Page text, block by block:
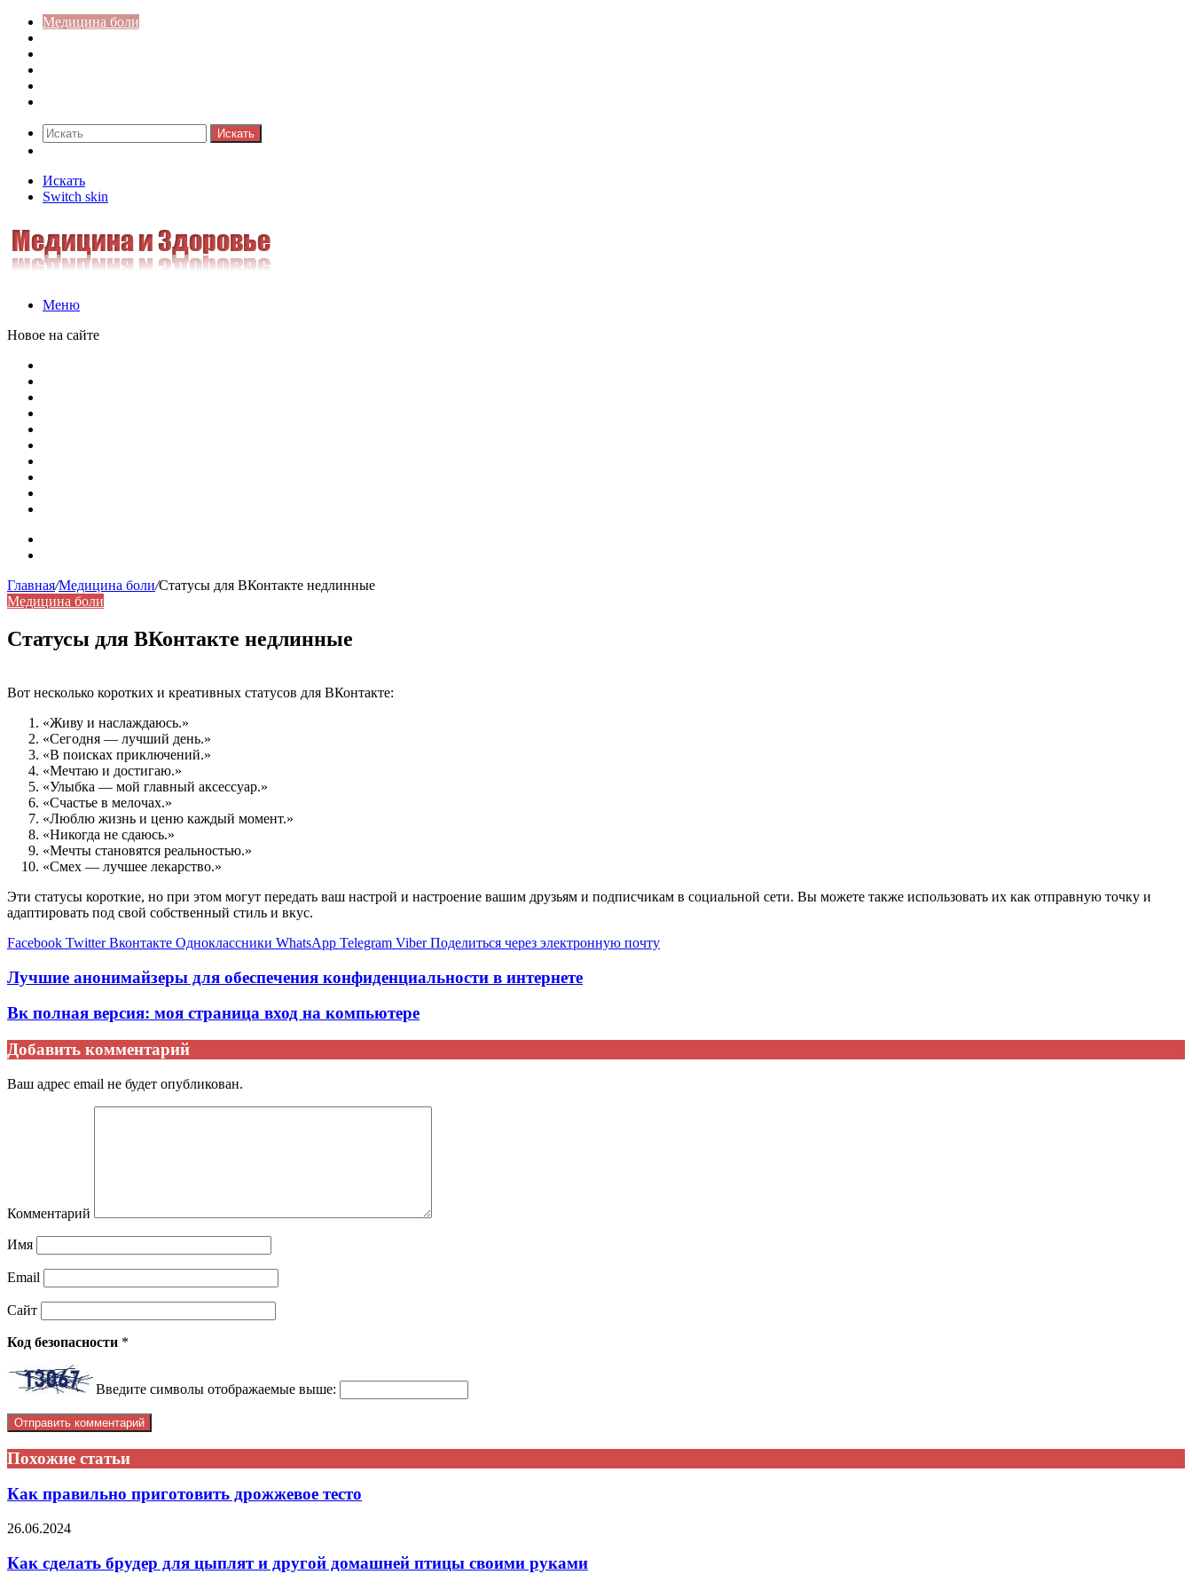
Медицина боли
Искать
Искать
Switch skin
Меню
Новое на сайте
Главная/Медицина боли/Статусы для ВКонтакте недлинные
Медицина боли
Статусы для ВКонтакте недлинные
Вот несколько коротких и креативных статусов для ВКонтакте:
«Живу и наслаждаюсь.»
«Сегодня — лучший день.»
«В поисках приключений.»
«Мечтаю и достигаю.»
«Улыбка — мой главный аксессуар.»
«Счастье в мелочах.»
«Люблю жизнь и ценю каждый момент.»
«Никогда не сдаюсь.»
«Мечты становятся реальностью.»
«Смех — лучшее лекарство.»
Эти статусы короткие, но при этом могут передать ваш настрой и настроение вашим друзьям и подписчикам в социальной сети. Вы можете также использовать их как отправную точку и
адаптировать под свой собственный стиль и вкус.
Facebook Twitter Вконтакте Одноклассники WhatsApp Telegram Viber Поделиться через электронную почту
Лучшие анонимайзеры для обеспечения конфиденциальности в интернете
Вк полная версия: моя страница вход на компьютере
Добавить комментарий
Ваш адрес email не будет опубликован.
Комментарий
Имя
Email
Сайт
Код безопасности *
Введите символы отображаемые выше:
Похожие статьи
Как правильно приготовить дрожжевое тесто
26.06.2024
Как сделать брудер для цыплят и другой домашней птицы своими руками